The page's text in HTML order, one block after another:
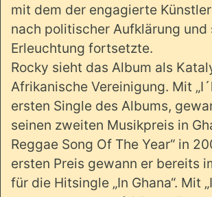
mit dem der engagierte
nach politischer Aufklärung
Erleuchtung fortsetzte.
Rocky sieht das Album als
Afrikanische Vereinigung. Mit
ersten Single des Albums,
seinen zweiten Musikpreis in
Reggae Song Of The Year“ in
ersten Preis gewann er bereits
für die Hitsingle „In Ghana“. Mit